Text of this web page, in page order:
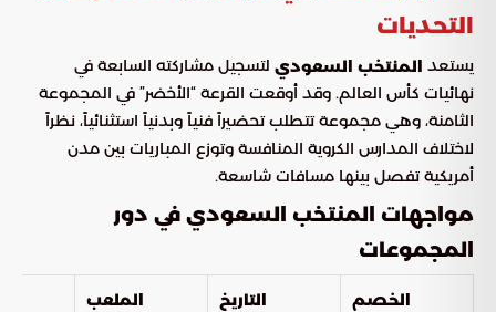
التحديات
يستعد المنتخب السعودي لتسجيل مشاركته السابعة في
نهائيات كأس العالم. وقد أوقعت القرعة “الأخضر” في المجموعة
الثامنة، وهي مجموعة تتطلب تحضيراً فنياً وبدنياً استثنائياً، نظراً
لاختلاف المدارس الكروية المنافسة وتوزع المباريات بين مدن
أمريكية تفصل بينها مسافات شاسعة.
مواجهات المنتخب السعودي في دور
المجموعات
الخصم التاريخ الملعب